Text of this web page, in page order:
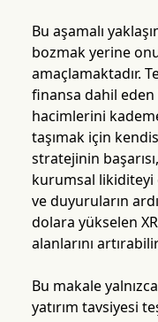
Bu aşamalı
bozmak yerine
amaçlamaktadır.
finansa dahil
hacimlerini
taşımak için
stratejinin
kurumsal
ve duyuruların
dolara yükselen
alanlarını
Bu makale
yatırım tavsiyesi